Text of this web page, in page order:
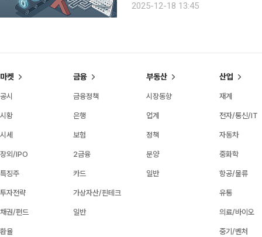
2025-12-18 13:45
마켓
공시
시황
시세
장외/IPO
특징주
투자전략
채권/펀드
환율
금융
금융정책
은행
보험
2금융
카드
가상자산/핀테크
일반
부동산
시장동향
업계
정책
분양
일반
산업
재계
전자/통신/IT
자동차
중화학
항공/물류
유통
의료/바이오
중기/벤처